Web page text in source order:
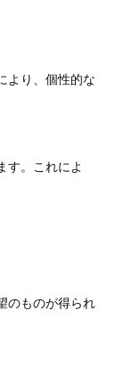
より、個性的な
す。これによ
のものが得られ